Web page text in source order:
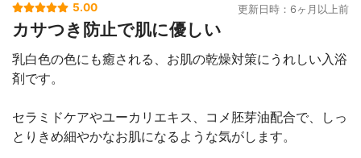
5.00 更新日時：6ヶ月以上前
カサつき防止で肌に優しい
乳白色の色にも癒される、お肌の乾燥対策にうれしい入浴
剤です。
セラミドケアやユーカリエキス、コメ胚芽油配合で、しっ
とりきめ細やかなお肌になるような気がします。